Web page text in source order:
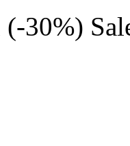
(-30%)